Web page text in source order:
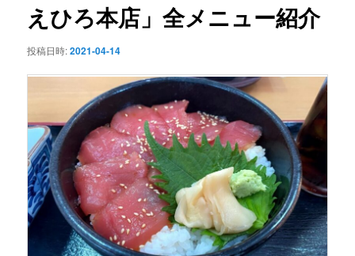
ョ
ンえひろ本店」全メニュー紹介
投稿日時:2021-04-14